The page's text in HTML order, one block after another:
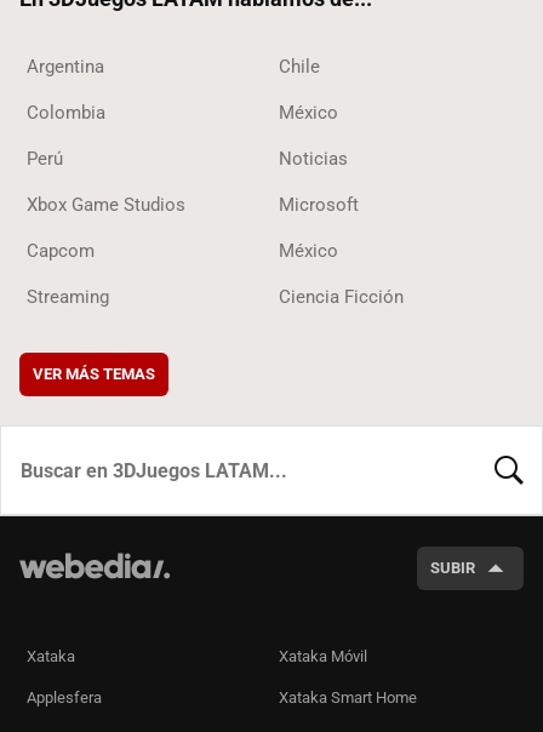
Argentina Chile
Colombia México
Perú Noticias
Xbox Game Studios Microsoft
Capcom México
Streaming Ciencia Ficción
VER MÁS TEMAS
SUBIR
Xataka Xataka Móvil
Applesfera Xataka Smart Home